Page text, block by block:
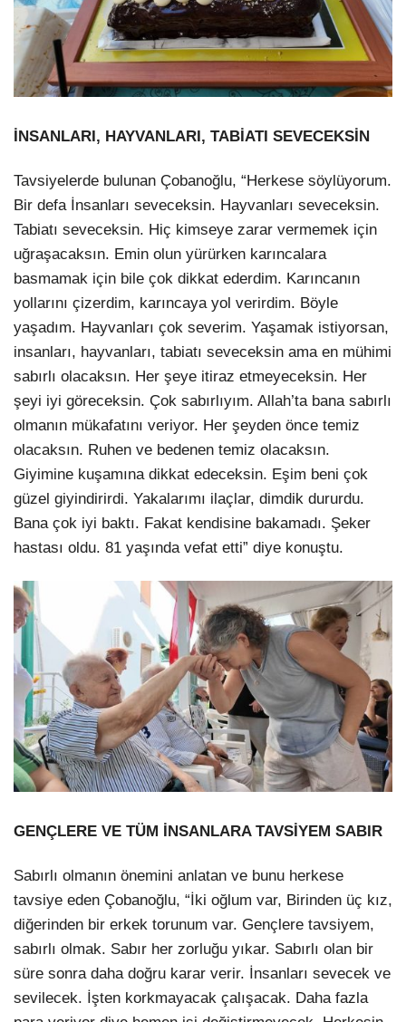
İNSANLARI, HAYVANLARI, TABİATI SEVECEKSİN
Tavsiyelerde bulunan Çobanoğlu, “Herkese söylüyorum.
Bir defa İnsanları seveceksin. Hayvanları seveceksin.
Tabiatı seveceksin. Hiç kimseye zarar vermemek için
uğraşacaksın. Emin olun yürürken karıncalara
basmamak için bile çok dikkat ederdim. Karıncanın
yollarını çizerdim, karıncaya yol verirdim. Böyle
yaşadım. Hayvanları çok severim. Yaşamak istiyorsan,
insanları, hayvanları, tabiatı seveceksin ama en mühimi
sabırlı olacaksın. Her şeye itiraz etmeyeceksin. Her
şeyi iyi göreceksin. Çok sabırlıyım. Allah’ta bana sabırlı
olmanın mükafatını veriyor. Her şeyden önce temiz
olacaksın. Ruhen ve bedenen temiz olacaksın.
Giyimine kuşamına dikkat edeceksin. Eşim beni çok
güzel giyindirirdi. Yakalarımı ilaçlar, dimdik dururdu.
Bana çok iyi baktı. Fakat kendisine bakamadı. Şeker
hastası oldu. 81 yaşında vefat etti” diye konuştu.
GENÇLERE VE TÜM İNSANLARA TAVSİYEM SABIR
Sabırlı olmanın önemini anlatan ve bunu herkese
tavsiye eden Çobanoğlu, “İki oğlum var, Birinden üç kız,
diğerinden bir erkek torunum var. Gençlere tavsiyem,
sabırlı olmak. Sabır her zorluğu yıkar. Sabırlı olan bir
süre sonra daha doğru karar verir. İnsanları sevecek ve
sevilecek. İşten korkmayacak çalışacak. Daha fazla